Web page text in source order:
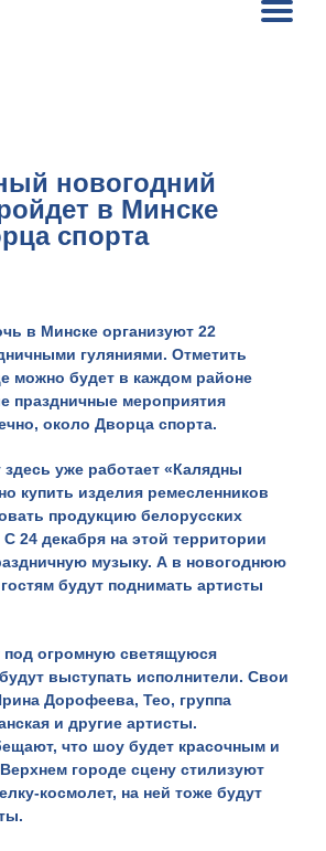
новогодний
в Минске
спорта
в Минске организуют 22
гуляниями. Отметить
можно будет в каждом районе
праздничные мероприятия
около Дворца спорта.
уже работает «Калядны
купить изделия ремесленников
продукцию белорусских
24 декабря на этой территории
музыку. А в новогоднюю
будут поднимать артисты
под огромную светящуюся
выступать исполнители. Свои
Дорофеева, Тео, группа
и другие артисты.
что шоу будет красочным и
городе сцену стилизуют
космолет, на ней тоже будут